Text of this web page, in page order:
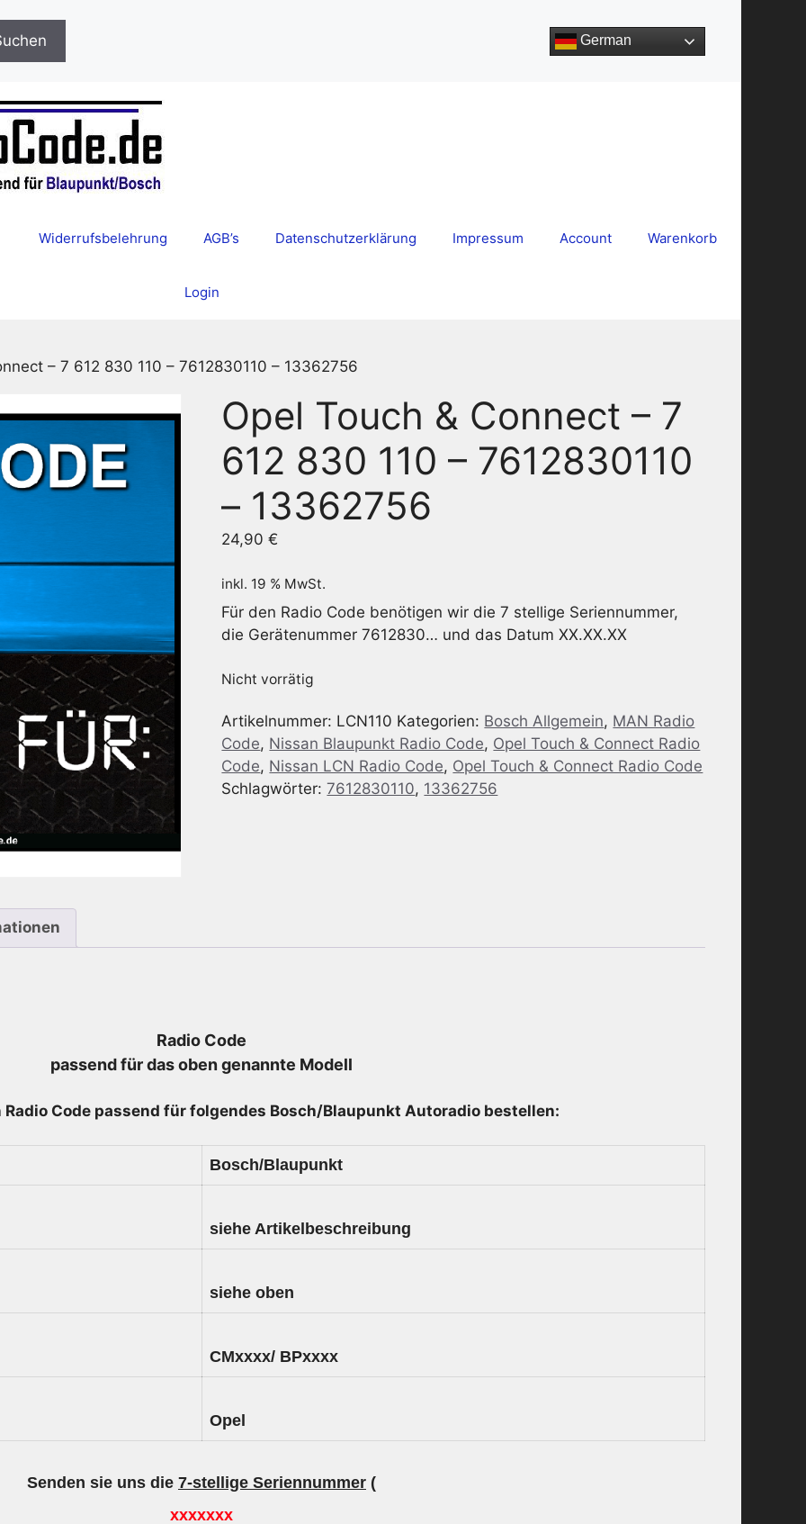
German
Widerrufsbelehrung AGB’s Datenschutzerklärung Impressum Account Warenkorb
Login
– 7 612 830 110 – 7612830110 – 13362756
Opel Touch & Connect – 7
612 830 110 – 7612830110
– 13362756
24,90€
inkl. 19 % MwSt.
Für den Radio Code benötigen wir die 7 stellige Seriennummer,
die Gerätenummer 7612830… und das Datum XX.XX.XX
Nicht vorrätig
Artikelnummer: LCN110 Kategorien: Bosch Allgemein, MAN Radio
Code, Nissan Blaupunkt Radio Code, Opel Touch & Connect Radio
Code, Nissan LCN Radio Code, Opel Touch & Connect Radio Code
Schlagwörter:7612830110, 13362756
Radio Code
passend für das oben genannte Modell
Code passend für folgendes Bosch/Blaupunkt Autoradio bestellen:
Bosch/Blaupunkt
siehe Artikelbeschreibung
siehe oben
CMxxxx/ BPxxxx
Opel
Senden sie uns die 7-stellige Seriennummer (
xxxxxxx